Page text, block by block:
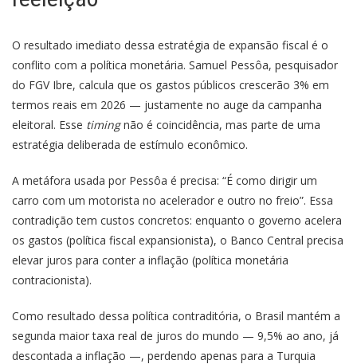
O resultado imediato dessa estratégia de expansão fiscal é o
conflito com a política monetária. Samuel Pessôa, pesquisador
do FGV Ibre, calcula que os gastos públicos crescerão 3% em
termos reais em 2026 — justamente no auge da campanha
eleitoral. Esse timingnão é coincidência, mas parte de uma
estratégia deliberada de estímulo econômico.
A metáfora usada por Pessôa é precisa: “É como dirigir um
carro com um motorista no acelerador e outro no freio”. Essa
contradição tem custos concretos: enquanto o governo acelera
os gastos (política fiscal expansionista), o Banco Central precisa
elevar juros para conter a inflação (política monetária
contracionista).
Como resultado dessa política contraditória, o Brasil mantém a
segunda maior taxa real de juros do mundo — 9,5% ao ano, já
descontada a inflação —, perdendo apenas para a Turquia